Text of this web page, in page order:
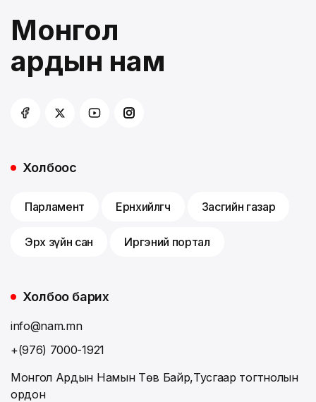
Монгол
ардын нам
Холбоос
Парламент Ерөнхийлөгч Засгийн газар
Эрх зүйн сан Иргэний портал
Холбоо барих
info@nam.mn
+(976) 7000-1921
Монгол Ардын Намын Төв Байр,Тусгаар тогтнолын
ордон